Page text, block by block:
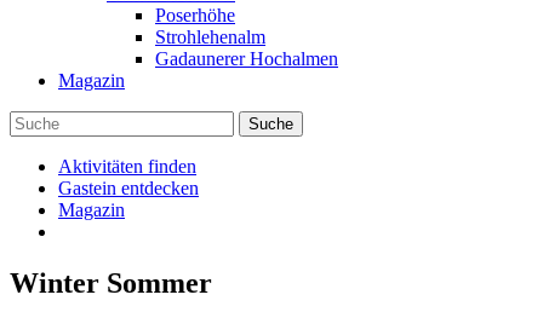
Poserhöhe
Strohlehenalm
Gadaunerer Hochalmen
Magazin
Aktivitäten finden
Gastein entdecken
Magazin
Winter Sommer